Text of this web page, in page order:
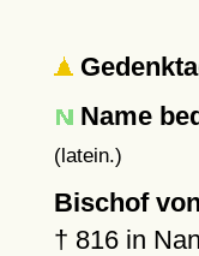
Name
(latein.)
Bischof
† 816in